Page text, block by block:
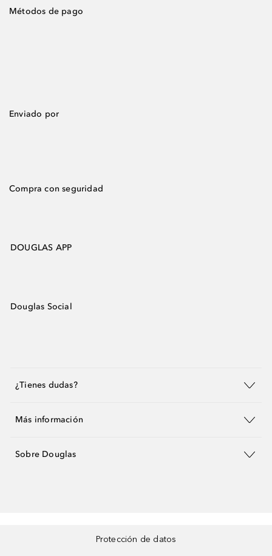
Métodos de pago
Enviado por
Compra con seguridad
DOUGLAS APP
Douglas Social
¿Tienes dudas?
Más información
Sobre Douglas
Protección de datos